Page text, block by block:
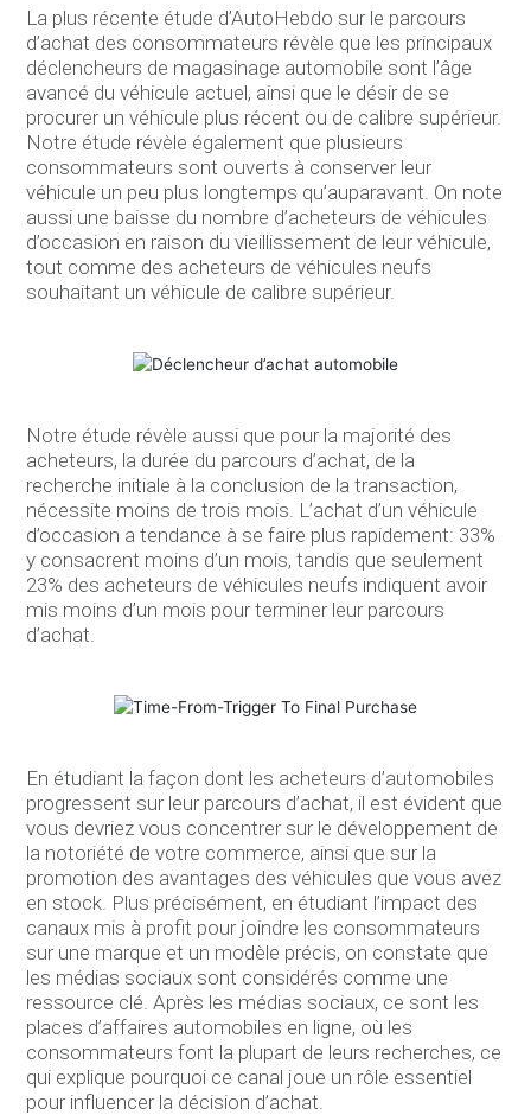
La plus récente étude d’AutoHebdo sur le parcours
d’achat des consommateurs révèle que les principaux
déclencheurs de magasinage automobile sont l’âge
avancé du véhicule actuel, ainsi que le désir de se
procurer un véhicule plus récent ou de calibre supérieur.
Notre étude révèle également que plusieurs
consommateurs sont ouverts à conserver leur
véhicule un peu plus longtemps qu’auparavant. On note
aussi une baisse du nombre d’acheteurs de véhicules
d’occasion en raison du vieillissement de leur véhicule,
tout comme des acheteurs de véhicules neufs
souhaitant un véhicule de calibre supérieur.
Notre étude révèle aussi que pour la majorité des
acheteurs, la durée du parcours d’achat, de la
recherche initiale à la conclusion de la transaction,
nécessite moins de trois mois. L’achat d’un véhicule
d’occasion a tendance à se faire plus rapidement: 33%
y consacrent moins d’un mois, tandis que seulement
23% des acheteurs de véhicules neufs indiquent avoir
mis moins d’un mois pour terminer leur parcours
d’achat.
En étudiant la façon dont les acheteurs d’automobiles
progressent sur leur parcours d’achat, il est évident que
vous devriez vous concentrer sur le développement de
la notoriété de votre commerce, ainsi que sur la
promotion des avantages des véhicules que vous avez
en stock. Plus précisément, en étudiant l’impact des
canaux mis à profit pour joindre les consommateurs
sur une marque et un modèle précis, on constate que
les médias sociaux sont considérés comme une
ressource clé. Après les médias sociaux, ce sont les
places d’affaires automobiles en ligne, où les
consommateurs font la plupart de leurs recherches, ce
qui explique pourquoi ce canal joue un rôle essentiel
pour influencer la décision d’achat.